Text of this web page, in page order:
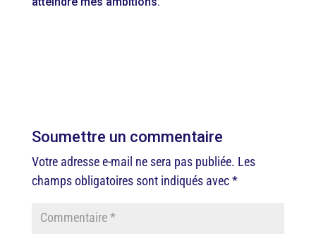
Soumettre un commentaire
Votre adresse e-mail ne sera pas publiée. Les
champs obligatoires sont indiqués avec*